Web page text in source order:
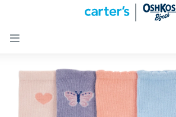

Nuevos
Recién
nacidos